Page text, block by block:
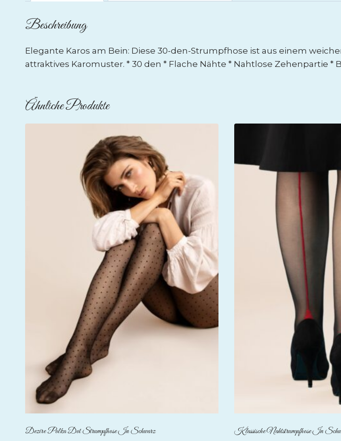
Beschreibung
Elegante Karos am Bein: Diese 30-den-Strumpfhose ist aus einem
attraktives Karomuster. * 30 den * Flache Nähte * Nahtlose Zehenpartie
Ähnliche Produkte
Dezire Polka Dot Strumpfhose In Schwarz Klassische Nahtstrumpfhose In